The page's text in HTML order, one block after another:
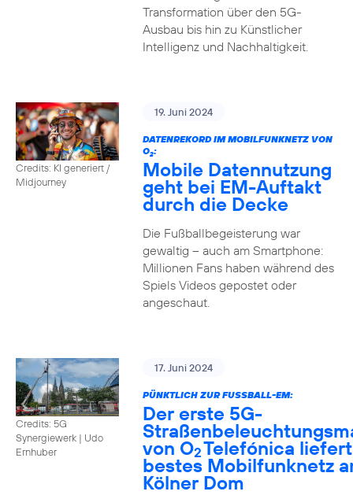
Transformation über den 5G-
Ausbau bis hin zu Künstlicher
Intelligenz und Nachhaltigkeit.
Credits: KI generiert /
Midjourney
19. Juni 2024
DATENREKORD IM MOBILFUNKNETZ VON
O2:
Mobile Datennutzung
geht bei EM-Auftakt
durch die Decke
Die Fußballbegeisterung war
gewaltig – auch am Smartphone:
Millionen Fans haben während des
Spiels Videos gepostet oder
angeschaut.
Credits: 5G
Synergiewerk | Udo
Ernhuber
17. Juni 2024
PÜNKTLICH ZUR FUSSBALL-EM:
Der erste 5G-
von O2Telefónica liefert
bestes Mobilfunknetz
Kölner Dom